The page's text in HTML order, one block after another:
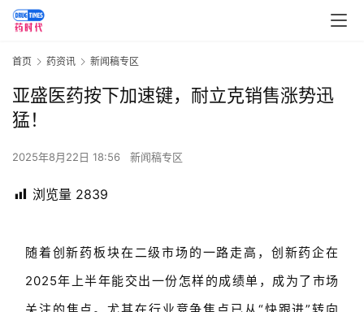
首页 药资讯 新闻稿专区
亚盛医药按下加速键，耐立克销售涨势迅
猛！
2025年8月22日 18:56 新闻稿专区
浏览量 2839
随着创新药板块在二级市场的一路走高，创新药企在
2025年上半年能交出一份怎样的成绩单，成为了市场